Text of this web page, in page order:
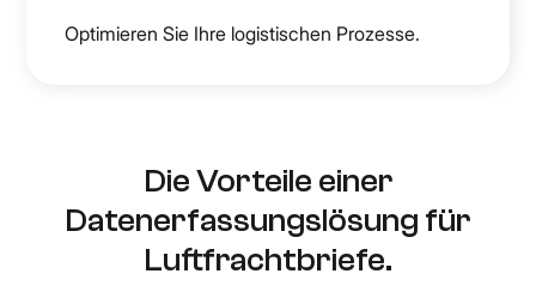
Optimieren Sie Ihre logistischen Prozesse.
Die Vorteile einer
Datenerfassungslösung für
Luftfrachtbriefe.